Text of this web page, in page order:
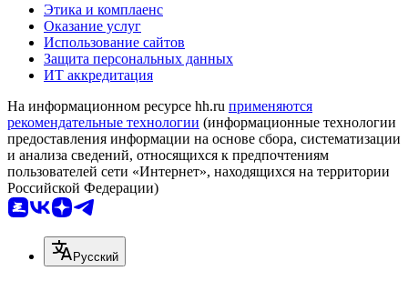
Этика и комплаенс
Оказание услуг
Использование сайтов
Защита персональных данных
ИТ аккредитация
На информационном ресурсе hh.ru применяются
рекомендательные технологии (информационные технологии
предоставления информации на основе сбора, систематизации
и анализа сведений, относящихся к предпочтениям
пользователей сети «Интернет», находящихся на территории
Российской Федерации)
Русский